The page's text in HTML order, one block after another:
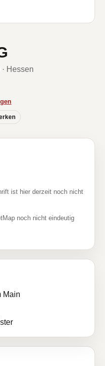
Hessen
ist hier derzeit noch nicht
noch nicht eindeutig
Main